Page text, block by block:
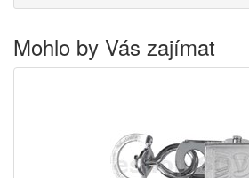
Mohlo by Vás zajímat